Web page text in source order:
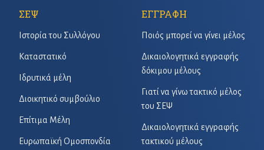
ΣΕΨ
Ιστορία του Συλλόγου
Καταστατικό
Ιδρυτικά μέλη
Διοικητικό συμβούλιο
Επίτιμα Μέλη
Ευρωπαϊκή Ομοσπονδία
ΕΓΓΡΑΦΗ
Ποιός μπορεί να γίνει μέλος
Δικαιολογητικά εγγραφής
δόκιμου μέλους
Γιατί να γίνω τακτικό μέλος
του ΣΕΨ
Δικαιολογητικά εγγραφής
τακτικού μέλους